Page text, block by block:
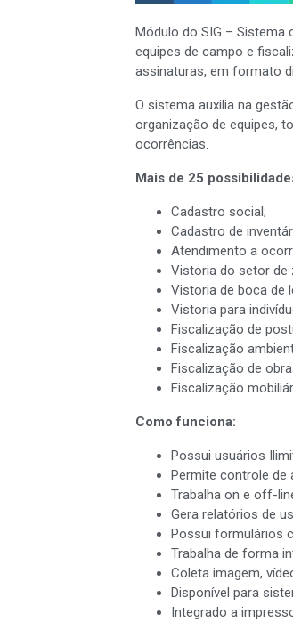
Módulo do SIG – Sistema
equipes de campo e
assinaturas, em formato
O sistema auxilia na
organização de equipes,
ocorrências.
Mais de 25
Cadastro social;
Cadastro de
Atendimento a
Vistoria do setor de
Vistoria de boca de
Vistoria para
Fiscalização de
Fiscalização
Fiscalização de
Fiscalização
Como funciona:
Possui usuários
Permite controle de
Trabalha on e off-
Gera relatórios de
Possui formulários
Trabalha de forma
Coleta imagem,
Disponível para
Integrado a